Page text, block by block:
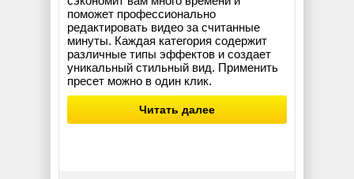
поможет профессионально
редактировать видео за считанные
минуты. Каждая категория содержит
различные типы эффектов и создает
уникальный стильный вид. Применить
пресет можно в один клик.
Читать далее